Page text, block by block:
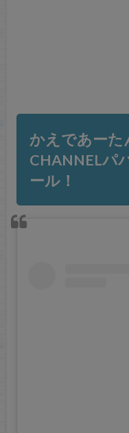
かえであーた
CHANNELパ
ール！